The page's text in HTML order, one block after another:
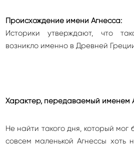
Происхождение имени Агнесса:
Историки утверждают, что
возникло именно в Древней
Характер, передаваемый именем
Не найти такого дня, который мог
совсем маленькой Агнессы хоть